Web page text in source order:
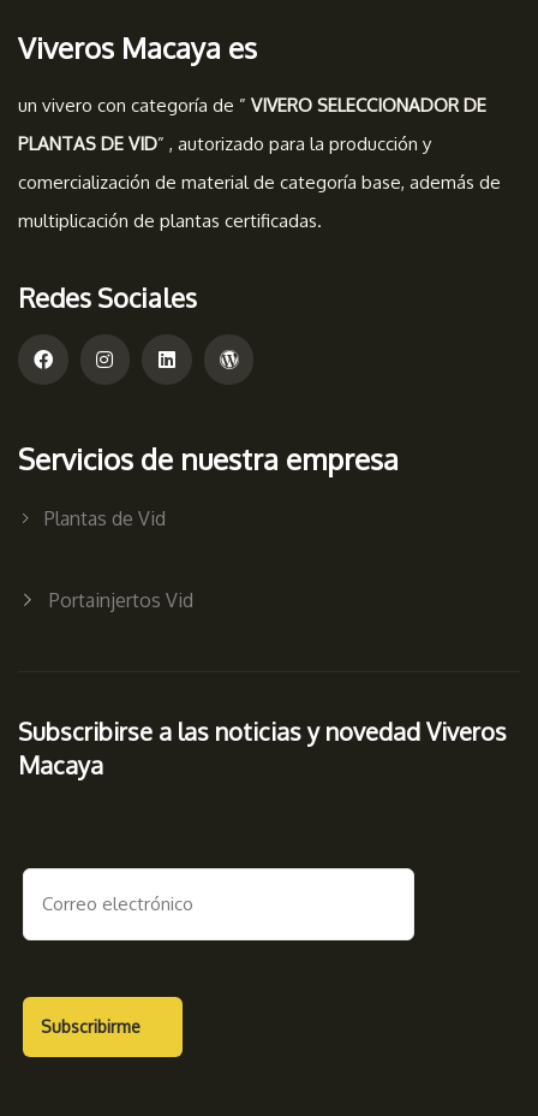
Viveros Macaya es
un vivero con categoría de ” VIVERO SELECCIONADOR DE
PLANTAS DE VID” , autorizado para la producción y
comercialización de material de categoría base, además de
multiplicación de plantas certificadas.
Redes Sociales
Servicios de nuestra empresa
Plantas de Vid
Portainjertos Vid
Subscribirse a las noticias y novedad Viveros
Macaya